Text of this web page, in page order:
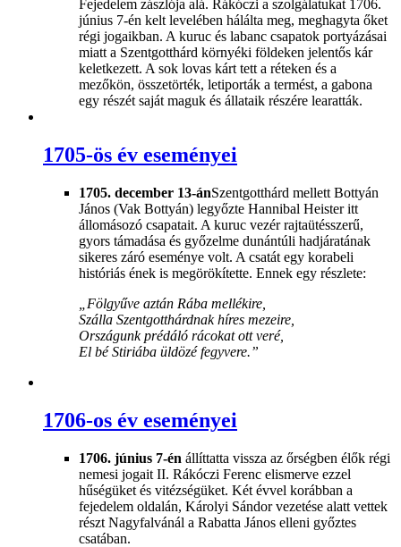
Fejedelem zászlója alá. Rákóczi a szolgálatukat 1706.
június 7-én kelt levelében hálálta meg, meghagyta őket
régi jogaikban. A kuruc és labanc csapatok portyázásai
miatt a Szentgotthárd környéki földeken jelentős kár
keletkezett. A sok lovas kárt tett a réteken és a
mezőkön, összetörték, letiporták a termést, a gabona
egy részét saját maguk és állataik részére learatták.
1705-ös év eseményei
1705. december 13-ánSzentgotthárd mellett Bottyán
János (Vak Bottyán) legyőzte Hannibal Heister itt
állomásozó csapatait. A kuruc vezér rajtaütésszerű,
gyors támadása és győzelme dunántúli hadjáratának
sikeres záró eseménye volt. A csatát egy korabeli
históriás ének is megörökítette. Ennek egy részlete:
„Fölgyűve aztán Rába mellékire,
Szálla Szentgotthárdnak híres mezeire,
Országunk prédáló rácokat ott veré,
El bé Stiriába üldözé fegyvere.”
1706-os év eseményei
1706. június 7-én állíttatta vissza az őrségben élők régi
nemesi jogait II. Rákóczi Ferenc elismerve ezzel
hűségüket és vitézségüket. Két évvel korábban a
fejedelem oldalán, Károlyi Sándor vezetése alatt vettek
részt Nagyfalvánál a Rabatta János elleni győztes
csatában.